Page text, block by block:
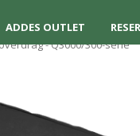
ADDES OUTLET
- Q3000/300-serie